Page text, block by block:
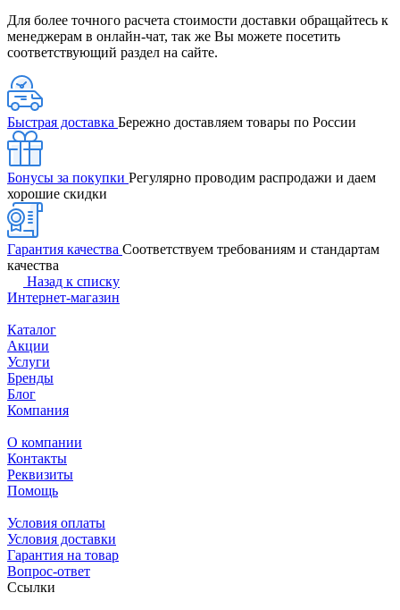
Для более точного расчета стоимости доставки обращайтесь к
менеджерам в онлайн-чат, так же Вы можете посетить
соответствующий раздел на сайте.
Быстрая доставка Бережно доставляем товары по России
Бонусы за покупки Регулярно проводим распродажи и даем
хорошие скидки
Гарантия качества Соответствуем требованиям и стандартам
качества
Назад к списку
Интернет-магазин
Каталог
Акции
Услуги
Бренды
Блог
Компания
О компании
Контакты
Реквизиты
Помощь
Условия оплаты
Условия доставки
Гарантия на товар
Вопрос-ответ
Ссылки